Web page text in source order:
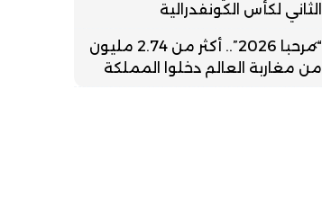
الثاني لكأس الكونفدرالية
“مرحبا 2026”.. أكثر من 2.74 مليون
من مغاربة العالم دخلوا المملكة